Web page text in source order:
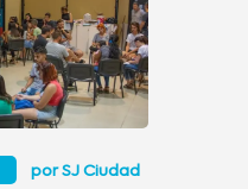
porSJ Ciudad